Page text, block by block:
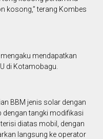
kosong,” terang Kombes
mendapatkan
di Kotamobagu.
BBM jenis solar dengan
dengan tangki modifikasi
diatas mobil, dengan
langsung ke operator